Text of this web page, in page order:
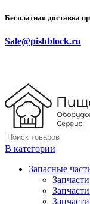
Бесплатная доставка
Sale@pishblock.ru
В категории
Запасные